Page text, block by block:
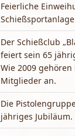
Feierliche
Der Schießclub
feiert sein 65
Wie 2009 gehören
Mitglieder an.
Die
jähriges Jubiläum.